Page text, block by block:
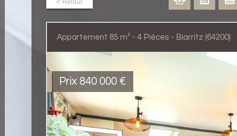
Appartement 85 m² - 4 Pièces - Biarritz (64200)
Prix 840 000 €